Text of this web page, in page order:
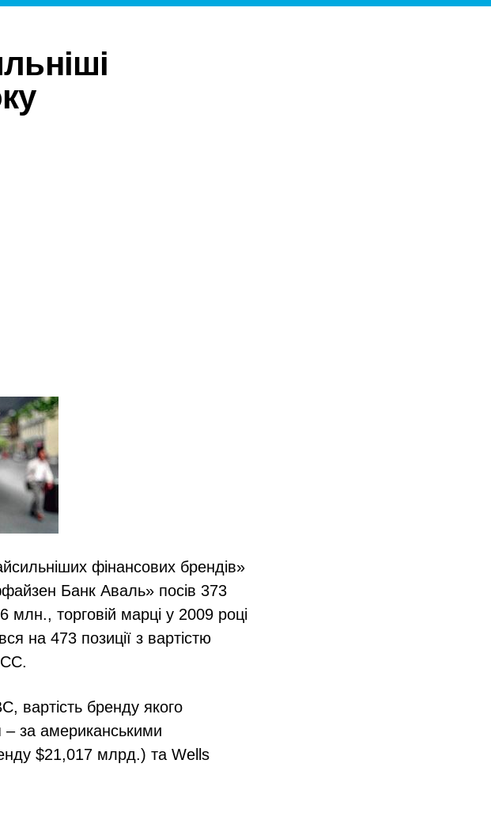
фінансових брендів»
Банк Аваль» посів 373
млн., торговій марці у 2009 році
на 473 позиції з вартістю
СС.
вартість бренду якого
– за американськими
$21,017 млрд.) та Wells